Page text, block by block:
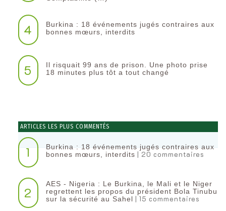
4
Burkina : 18 événements jugés contraires aux
bonnes mœurs, interdits
5
Il risquait 99 ans de prison. Une photo prise
18 minutes plus tôt a tout changé
ARTICLES LES PLUS COMMENTÉS
1
Burkina : 18 événements jugés contraires aux
bonnes mœurs, interdits | 20 commentaires
2
AES - Nigeria : Le Burkina, le Mali et le Niger
regrettent les propos du président Bola Tinubu
sur la sécurité au Sahel | 15 commentaires